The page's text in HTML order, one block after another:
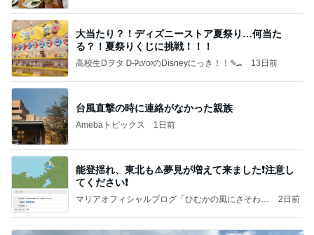
大当たり？！ディズニーストア夏祭り…何当た
る？！夏祭りくじに挑戦！！！
高校生Dヲタ Ꭰ-ᎮꭵꭹꭴのDisneyにっき！！✎ܚ 13日前
台風直撃の時に連絡がなかった親族
Amebaトピックス 1日前
能登揺れ、東北も⚠️夢見が増えて来ました❗️注意し
てください❗️
マリアオフィシャルブログ「ひむかの風にさそわれ
2日前